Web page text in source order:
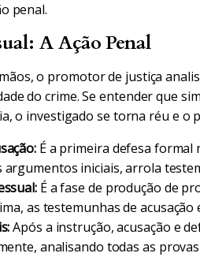
penal.
A Ação Penal
o promotor de justiça
do crime. Se entender que
o investigado se torna réu e o
É a primeira defesa formal
iniciais, arrola
É a fase de produção de
as testemunhas de
Após a instrução, acusação e
analisando todas as